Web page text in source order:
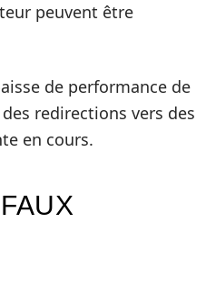
peuvent être
de performance de
redirections vers des
en cours.